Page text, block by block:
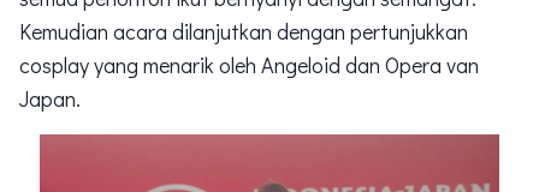
Kemudian acara dilanjutkan dengan pertunjukkan
cosplay yang menarik oleh Angeloid dan Opera van
Japan.